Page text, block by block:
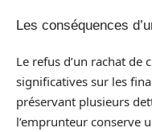
Les conséquences
Le refus d’un rachat de
significatives sur les
préservant plusieurs
l’emprunteur conserve